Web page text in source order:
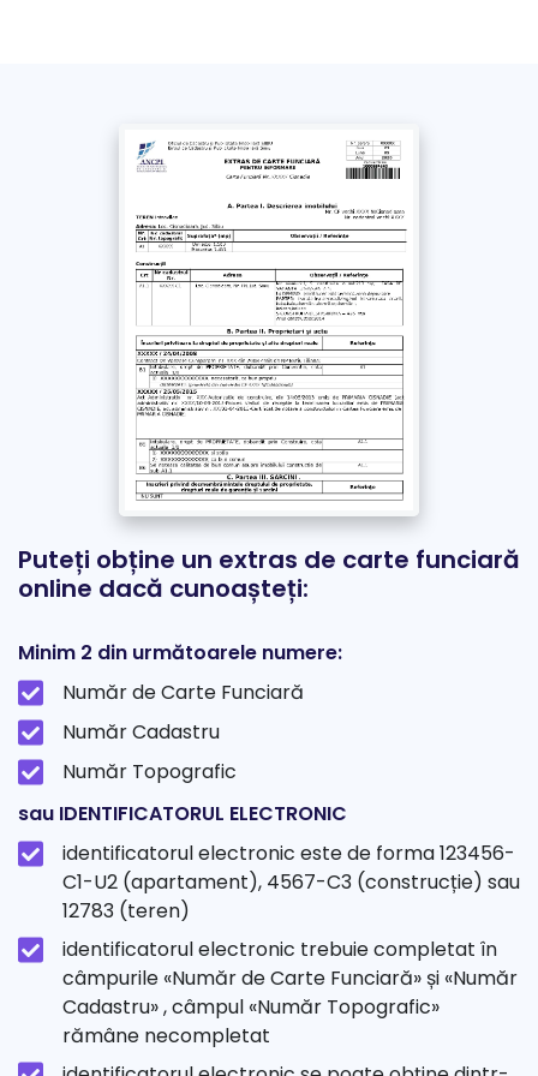
Politica de confidențialitate
Termenii si
Condițiileacestui site. Împuternicesc un
reprezentant Extras-rapid.ro să solicite în
numele meu documentul obținut de la ANCPI /
Plătește cu Cardul >69Lei + TVA
Plătește prinbancă>69Lei+ TVA
Puteți obține un extras de carte funciară
online dacă cunoașteți:
Minim 2 din următoarele numere:
Număr de Carte Funciară
Număr Cadastru
Număr Topografic
sau IDENTIFICATORUL ELECTRONIC
identificatorul electronic este de forma 123456-
C1-U2 (apartament), 4567-C3 (construcție) sau
12783 (teren)
identificatorul electronic trebuie completat în
câmpurile «Număr de Carte Funciară» și «Număr
Cadastru» , câmpul «Număr Topografic»
rămâne necompletat